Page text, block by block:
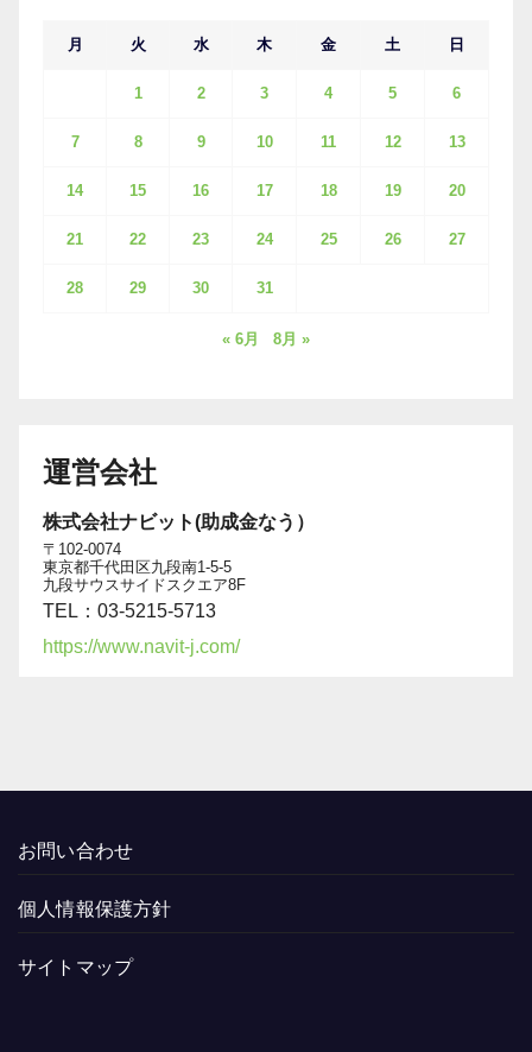
月 火 水 木 金 土 日
1 2 3 4 5 6
7 8 9 10 11 12 13
14 15 16 17 18 19 20
21 22 23 24 25 26 27
28 29 30 31
« 6月 8月 »
運営会社
株式会社ナビット(助成金なう）
〒102-0074
東京都千代田区九段南1-5-5
九段サウスサイドスクエア8F
TEL：03-5215-5713
https://www.navit-j.com/
お問い合わせ
個人情報保護方針
サイトマップ